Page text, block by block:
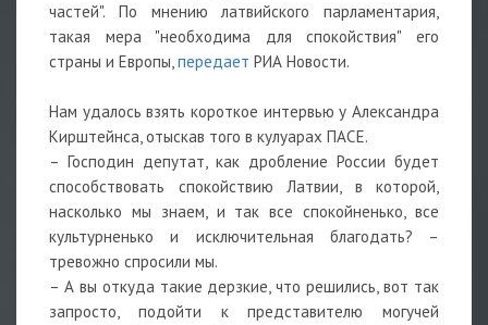
частей". По мнению латвийского парламентария,
такая мера "необходима для спокойствия" его
страны и Европы,передает РИА Новости.
Нам удалось взять короткое интервью у Александра
Кирштейнса, отыскав того в кулуарах ПАСЕ.
– Господин депутат, как дробление России будет
способствовать спокойствию Латвии, в которой,
насколько мы знаем, и так все спокойненько, все
культурненько и исключительная благодать? –
тревожно спросили мы.
– А вы откуда такие дерзкие, что решились, вот так
запросто, подойти к представителю могучей